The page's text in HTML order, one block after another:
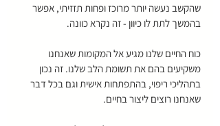
שהקשב נעשה יותר מרוכז ופחות תזזיתי, אפשר
בהמשך לתת לו כיוון - זה נקרא כוונה.
כוח החיים שלנו מגיע אל המקומות שאנחנו
משקיעים בהם את תשומת הלב שלנו. זה נכון
בתהליכי ריפוי, בהתפתחות אישית וגם בכל דבר
שאנחנו רוצים ליצור בחיים.